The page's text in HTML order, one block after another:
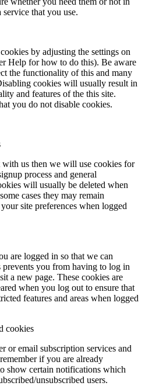
service that you use.
by adjusting the settings on
Help for how to do this). Be aware
the functionality of this and many
cookies will usually result in
and features of the this site.
you do not disable cookies.
with us then we will use cookies for
process and general
will usually be deleted when
cases they may remain
site preferences when logged
are logged in so that we can
prevents you from having to log in
a new page. These cookies are
when you log out to ensure that
features and areas when logged
cookies
or email subscription services and
if you are already
show certain notifications which
unsubscribed users.